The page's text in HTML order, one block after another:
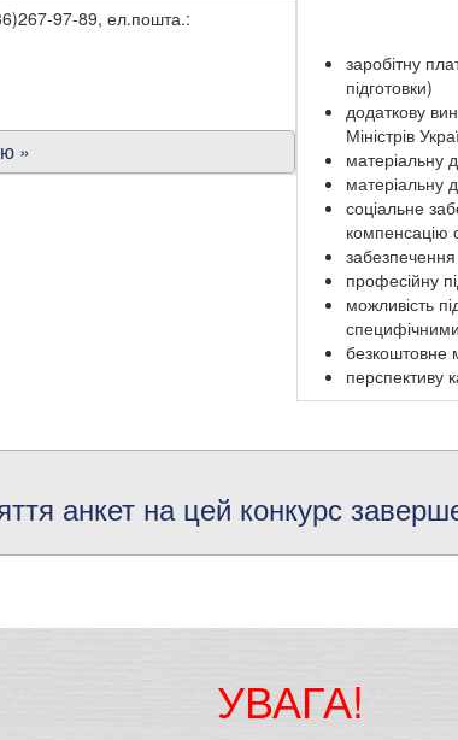
97-89, ел.пошта.:
»
заробітну
підготовки)
додаткову
Міністрів
матеріальну
матеріальну
соціальне
компенсацію
професійну
можливість
безкоштовне
перспективу
анкет на цей конкурс
УВАГА!